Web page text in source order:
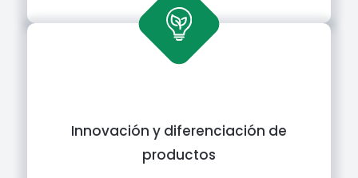
Innovación y diferenciación de
productos